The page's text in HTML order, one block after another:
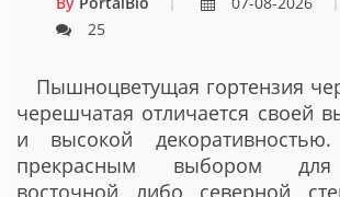
25
Пышноцветущая гортензия
черешчатая отличается своей
и высокой
прекрасным выбором для
восточной либо северной